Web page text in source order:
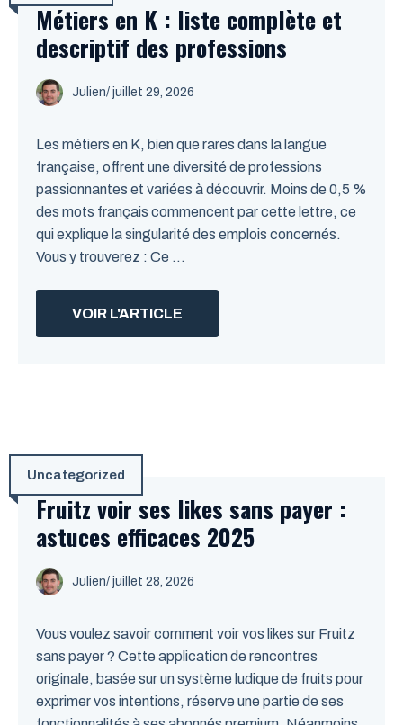
Métiers en K : liste complète et
descriptif des professions
Julien/ juillet 29, 2026
Les métiers en K, bien que rares dans la langue
française, offrent une diversité de professions
passionnantes et variées à découvrir. Moins de 0,5 %
des mots français commencent par cette lettre, ce
qui explique la singularité des emplois concernés.
Vous y trouverez : Ce ...
VOIR L'ARTICLE
Uncategorized
Fruitz voir ses likes sans payer :
astuces efficaces 2025
Julien/ juillet 28, 2026
Vous voulez savoir comment voir vos likes sur Fruitz
sans payer ? Cette application de rencontres
originale, basée sur un système ludique de fruits pour
exprimer vos intentions, réserve une partie de ses